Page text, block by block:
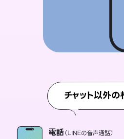
チャット以外
電話（LINEの音声通話）